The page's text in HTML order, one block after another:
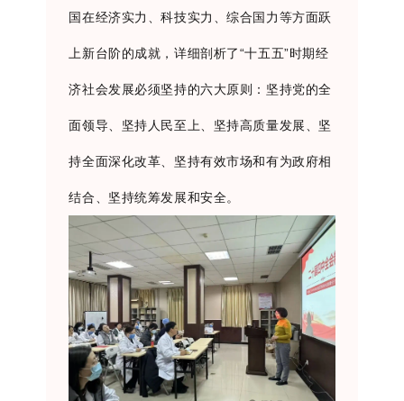
国在经济实力、科技实力、综合国力等方面跃
上新台阶的成就，详细剖析了“十五五”时期经
济社会发展必须坚持的六大原则：坚持党的全
面领导、坚持人民至上、坚持高质量发展、坚
持全面深化改革、坚持有效市场和有为政府相
结合、坚持统筹发展和安全。